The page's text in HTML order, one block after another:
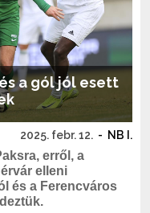
a gól jól esett
2025. febr. 12. - NB I.
erről, a
elleni
és a Ferencváros